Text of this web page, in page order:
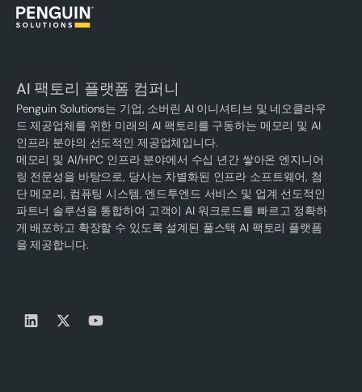
AI 팩토리 플랫폼 컴퍼니
Penguin Solutions는 기업, 소버린 AI 이니셔티브 및 네오클라우
드 제공업체를 위한 미래의 AI 팩토리를 구동하는 메모리 및 AI
인프라 분야의 선도적인 제공업체입니다.
메모리 및 AI/HPC 인프라 분야에서 수십 년간 쌓아온 엔지니어
링 전문성을 바탕으로, 당사는 차별화된 인프라 소프트웨어, 첨
단 메모리, 컴퓨팅 시스템, 엔드투엔드 서비스 및 업계 선도적인
파트너 솔루션을 통합하여 고객이 AI 워크로드를 빠르고 정확하
게 배포하고 확장할 수 있도록 설계된 풀스택 AI 팩토리 플랫폼
을 제공합니다.